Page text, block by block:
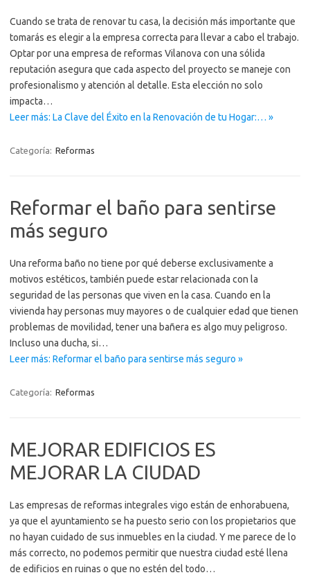
Cuando se trata de renovar tu casa, la decisión más importante que
tomarás es elegir a la empresa correcta para llevar a cabo el trabajo.
Optar por una empresa de reformas Vilanova con una sólida
reputación asegura que cada aspecto del proyecto se maneje con
profesionalismo y atención al detalle. Esta elección no solo
impacta…
Leer más: La Clave del Éxito en la Renovación de tu Hogar:… »
Categoría: Reformas
Reformar el baño para sentirse
más seguro
Una reforma baño no tiene por qué deberse exclusivamente a
motivos estéticos, también puede estar relacionada con la
seguridad de las personas que viven en la casa. Cuando en la
vivienda hay personas muy mayores o de cualquier edad que tienen
problemas de movilidad, tener una bañera es algo muy peligroso.
Incluso una ducha, si…
Leer más: Reformar el baño para sentirse más seguro »
Categoría: Reformas
MEJORAR EDIFICIOS ES
MEJORAR LA CIUDAD
Las empresas de reformas integrales vigo están de enhorabuena,
ya que el ayuntamiento se ha puesto serio con los propietarios que
no hayan cuidado de sus inmuebles en la ciudad. Y me parece de lo
más correcto, no podemos permitir que nuestra ciudad esté llena
de edificios en ruinas o que no estén del todo…